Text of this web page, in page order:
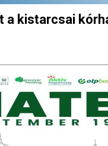
a kistarcsai